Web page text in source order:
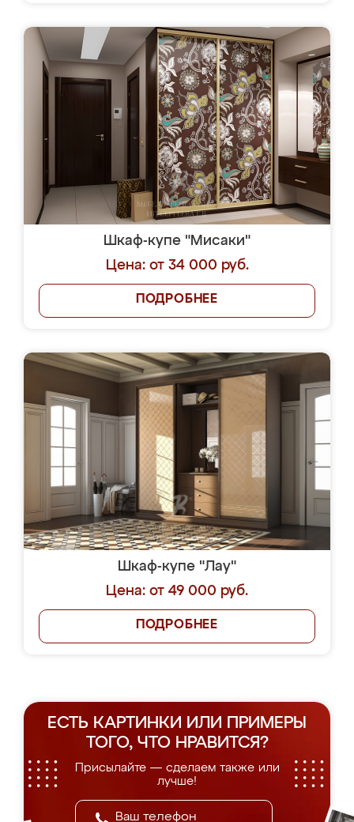
Шкаф-купе "Мисаки"
Цена: от 34 000 руб.
ПОДРОБНЕЕ
Шкаф-купе "Лау"
Цена: от 49 000 руб.
ПОДРОБНЕЕ
ЕСТЬ КАРТИНКИ ИЛИ ПРИМЕРЫ
ТОГО, ЧТО НРАВИТСЯ?
Присылайте — сделаем также или
лучше!